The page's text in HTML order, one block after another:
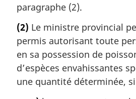
paragraphe (2).
(2) Le ministre provincial
permis autorisant toute
en sa possession de
d’espèces envahissantes
une quantité déterminée,